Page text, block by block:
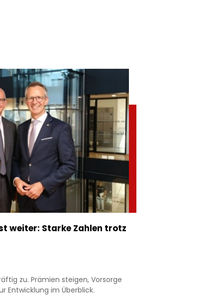
weiter: Starke Zahlen trotz
zu. Prämien steigen, Vorsorge
Entwicklung im Überblick.